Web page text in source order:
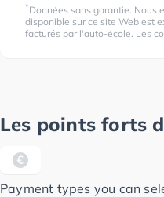
*Données sans garantie. Nous
disponible sur ce site Web est
facturés par l'auto-école. Les
Les points forts
Payment types you can